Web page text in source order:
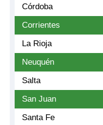
Córdoba
Corrientes
La Rioja
Neuquén
Salta
San Juan
Santa Fe